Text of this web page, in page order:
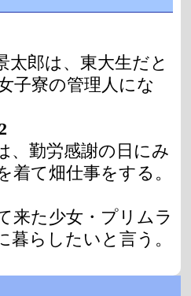
太郎は、東大生だと
子寮の管理人にな
、勤労感謝の日にみ
着て畑仕事をする。
来た少女・プリムラ
暮らしたいと言う。